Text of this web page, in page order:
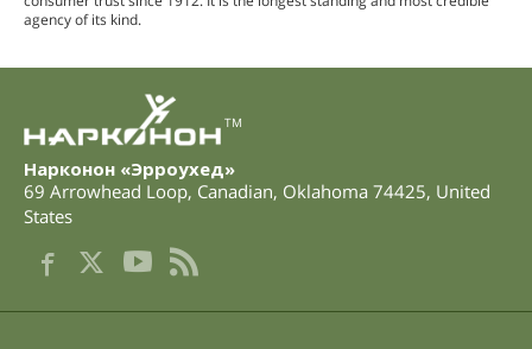
agency of its kind.
TM
Нарконон «Эрроухед»
69 Arrowhead Loop, Canadian, Oklahoma 74425, United
States